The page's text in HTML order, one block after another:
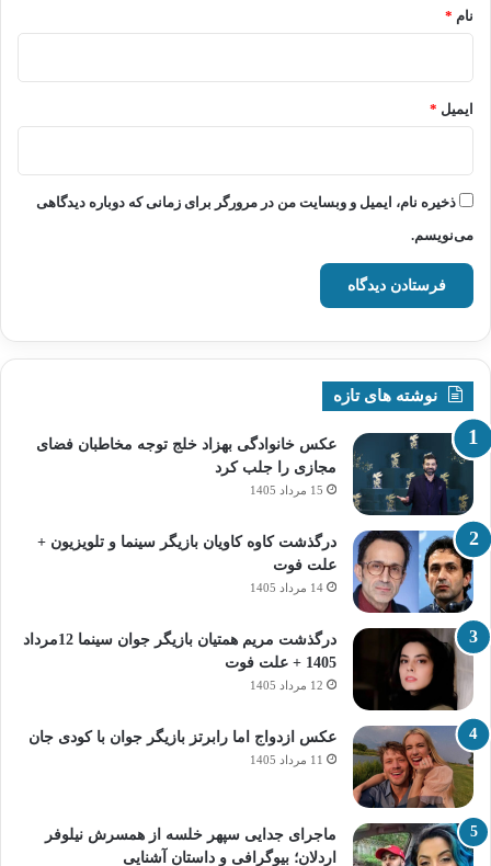
نام *
ایمیل *
ذخیره نام، ایمیل و وبسایت من در مرورگر برای زمانی که دوباره دیدگاهی
می‌نویسم.
نوشته های تازه
عکس خانوادگی بهزاد خلج توجه مخاطبان فضای
مجازی را جلب کرد
15 مرداد 1405
درگذشت کاوه کاویان بازیگر سینما و تلویزیون +
علت فوت
14 مرداد 1405
درگذشت مریم همتیان بازیگر جوان سینما 12مرداد
1405 + علت فوت
12 مرداد 1405
عکس ازدواج اما رابرتز بازیگر جوان با کودی جان
11 مرداد 1405
ماجرای جدایی سپهر خلسه از همسرش نیلوفر
اردلان؛ بیوگرافی و داستان آشنایی